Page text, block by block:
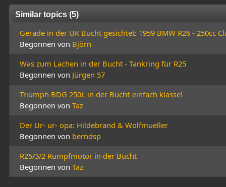
Similar topics (5)
Gerade in der UK Bucht gesichtet: 1959 BMW R26 - 250cc
Begonnen von Björn
Was zum Lachen in der Bucht - Tankring für R25
Begonnen von Jürgen 57
Triumph BDG 250L in der Bucht-einfach klasse!
Begonnen von Taz
Der Ur- ur- opa: Hildebrand & Wolfmueller
Begonnen von berndsp
R25/3/2 Rumpfmotor in der Bucht
Begonnen von Taz